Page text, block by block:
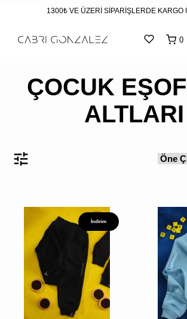
1300₺ VE ÜZERİ SİPARİŞLERDE KARGO
0
ÇOCUK
ALTLARI
İndirim